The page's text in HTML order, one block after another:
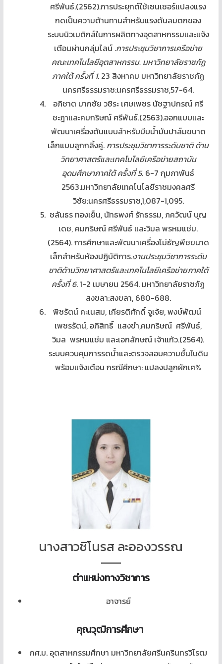
ศรีพันธ์.(2562).การประยุกต์ใช้เซนเซอร์แปลงแรง
กดเป็นความต้านทานสำหรับแรงดันลมตกของ
ระบบนิวเมติกส์ในการผลิตทางอุตสาหกรรมและแจ้ง
เตือนผ่านกลุ่มไลน์ .การประชุมวิชาการเครือข่าย
คณะเทคโนโลยีอุตสาหกรรม. มหาวิทยาลัยราชภัฏ
ภาคใต้ ครั้งที่ 1. 23 สิงหาคม มหาวิทยาลัยราชภัฏ
นครศรีธรรมราช:นครศรีธรรมราช,57-64.
อภิชาต มากชัย วชิระ เศษเพชร นัชฐาปกรณ์ ศรี
ชะฎาและคมกริษณ์ ศรีพันธ์.(2563).ออกแบบและ
พัฒนาเครื่องต้นแบบสำหรับบีบน้ำมันปาล์มขนาด
เล็กแบบลูกกลิ้งคู่. การประชุมวิชาการระดับชาติ ด้าน
วิทยาศาสตร์และเทคโนโลยีเครือข่ายสถาบัน
อุดมศึกษาภาคใต้ ครั้งที่ 5. 6-7 กุมภาพันธ์
2563.มหาวิทยาลัยเทคโนโลยีราชมงคลศรี
วิชัย:นครศรีธรรมราช,1,087-1,095.
ชลันธร ทองเย็น, นัทธพงศ์ รักธรรม, ภควัฒน์ บุญ
เดช, คมกริษณ์ ศรีพันธ์ และวิมล พรหมแช่ม.
(2564). การศึกษาและพัฒนาเครื่องโม่ธัญพืชขนาด
เล็กสำหรับห้องปฏิบัติการ.งานประชุมวิชาการระดับ
ชาติด้านวิทยาศาสตร์และเทคโนโลยีเครือข่ายภาคใต้
ครั้งที่6. 1-2 เมษายน 2564. มหาวิทยาลัยราชภัฏ
สงขลา:สงขลา, 680-688.
พิชรัตน์ คะเนสม, เกียรติศักดิ์ จูเจ้ย, พงษ์พัฒน์
เพชรรัตน์, อภิสิทธิ์ แสงขำ,คมกริษณ์ ศรีพันธ์,
วิมล พรหมแช่ม และเอกลักษณ์ เจ้าแก้ว.(2564).
ระบบควบคุมการรดน้ำและตรวจสอบความชื้นในดิน
พร้อมแจ้งเตือน กรณีศึกษา: แปลงปลูกผักเศ%
นางสาวชิโนรส ละอองวรรณ
ตำแหน่งทางวิชาการ
อาจารย์
คุณวุฒิการศึกษา
กศ.ม. อุตสาหกรรมศึกษา มหาวิทยาลัยศรีนครินทรวิโรฒ